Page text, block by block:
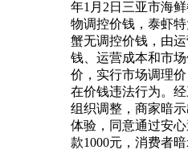
年1月2日三亚市海
物调控价钱，泰虾
蟹无调控价钱，由
钱、运营成本和市
价，实行市场调理
在价钱违法行为。
组织调整，商家暗
体验，同意通过安
款1000元，消费者暗